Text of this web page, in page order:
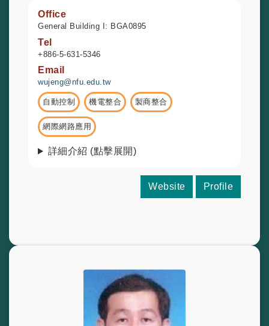
Office
General Building I: BGA0895
Tel
+886-5-631-5346
Email
wujeng@nfu.edu.tw
自動控制 機電整合 製商整合
網際網路應用
詳細介紹 (點擊展開)
Website Profile